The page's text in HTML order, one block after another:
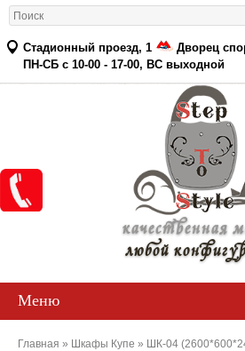
Стадионный проезд, 1
Дворец
ПН-СБ с 10-00 - 17-00, ВС выходной
качественная
любой
Меню
Главная » Шкафы Купе » ШК-04